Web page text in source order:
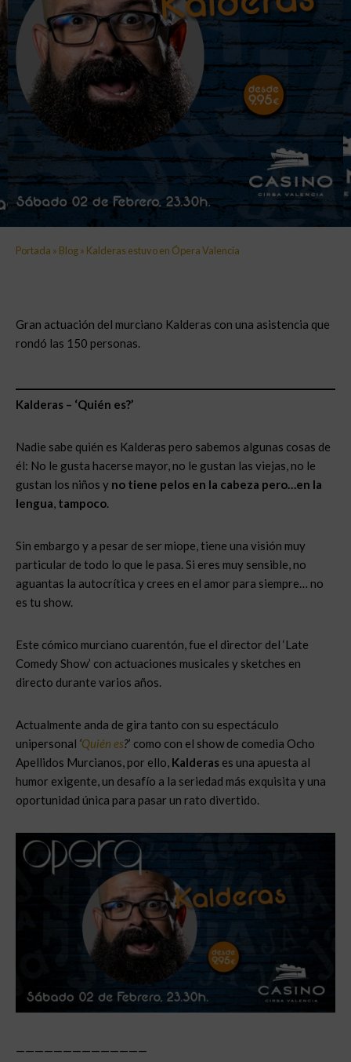
Portada » Blog» Kalderas estuvo en Ópera Valencia
Gran actuación del murciano Kalderas con una asistencia que
rondó las 150 personas.
Kalderas – ‘Quién es?’
Nadie sabe quién es Kalderas pero sabemos algunas cosas de
él: No le gusta hacerse mayor, no le gustan las viejas, no le
gustan los niños y no tiene pelos en la cabeza pero…en la
lengua, tampoco.
Sin embargo y a pesar de ser miope, tiene una visión muy
particular de todo lo que le pasa. Si eres muy sensible, no
aguantas la autocrítica y crees en el amor para siempre… no
es tu show.
Este cómico murciano cuarentón, fue el director del ‘Late
Comedy Show’ con actuaciones musicales y sketches en
directo durante varios años.
Actualmente anda de gira tanto con su espectáculo
unipersonal ‘Quién es?’ como con el show de comedia Ocho
Apellidos Murcianos, por ello, Kalderas es una apuesta al
humor exigente, un desafío a la seriedad más exquisita y una
oportunidad única para pasar un rato divertido.
——————————————